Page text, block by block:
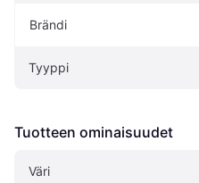
Brändi
Tyyppi
Tuotteen ominaisuudet
Väri